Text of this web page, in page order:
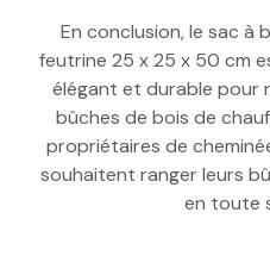
En conclusion, le sac à
feutrine 25 x 25 x 50 cm
élégant et durable pour
bûches de bois de
propriétaires de
souhaitent ranger leurs
en toute